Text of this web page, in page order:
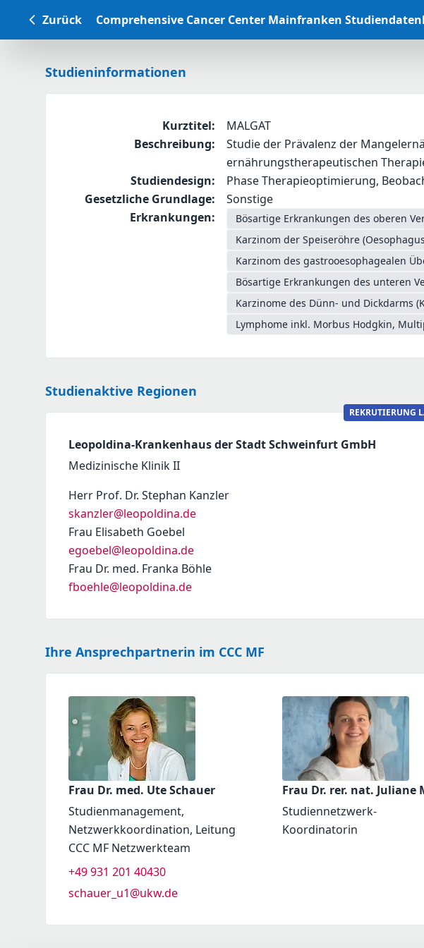
Zurück Comprehensive Cancer Center Mainfranken
Studieninformationen
Kurztitel:
MALGAT
Beschreibung:
Studie der Prävalenz der
ernährungstherapeutischen
Studiendesign:
Phase Therapieoptimierung,
Gesetzliche Grundlage:
Sonstige
Erkrankungen:
Bösartige Erkrankungen des oberen
Karzinom der Speiseröhre
Karzinom des gastrooesophagealen
Bösartige Erkrankungen des unteren
Karzinome des Dünn- und Dickdarms
Lymphome inkl. Morbus Hodgkin,
Studienaktive Regionen
REKRUTIERUNG
Leopoldina-Krankenhaus der Stadt Schweinfurt GmbH
Medizinische Klinik II
Herr Prof. Dr. Stephan Kanzler
skanzler@leopoldina.de
Frau Elisabeth Goebel
egoebel@leopoldina.de
Frau Dr. med. Franka Böhle
fboehle@leopoldina.de
Ihre Ansprechpartnerin im CCC MF
Frau Dr. med. Ute Schauer
Studienmanagement,
Netzwerkkoordination, Leitung
CCC MF Netzwerkteam
+49 931 201 40430
schauer_u1@ukw.de
Frau Dr. rer. nat. Juliane
Studiennetzwerk-
Koordinatorin